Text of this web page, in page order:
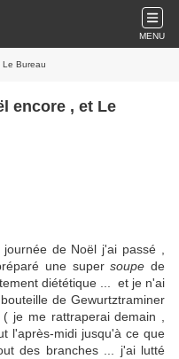
MENU
Le Bureau
encore , et Le
de Noël j'ai passé ,
une supersoupe de
diététique ... et je n'ai
de Gewurtztraminer
je me rattraperai demain ,
l'après-midi jusqu'à ce que
des branches ... j'ai lutté